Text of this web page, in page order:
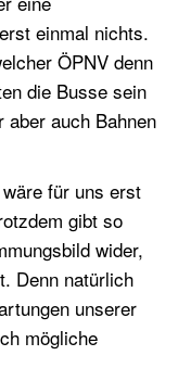
einmal nichts.
ÖPNV denn
die Busse sein
aber auch Bahnen
für uns erst
gibt so
wider,
Denn natürlich
unserer
mögliche